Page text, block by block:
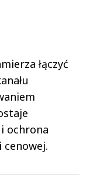
łączyć
ochrona